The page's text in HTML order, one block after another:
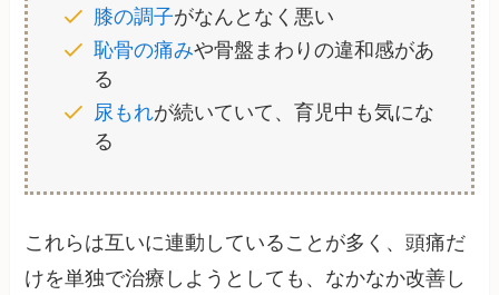
膝の調子がなんとなく悪い
恥骨の痛みや骨盤まわりの違和感があ
る
尿もれが続いていて、育児中も気にな
る
これらは互いに連動していることが多く、頭痛だ
けを単独で治療しようとしても、なかなか改善し